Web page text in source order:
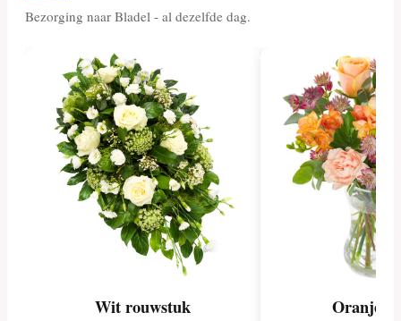
Bezorging naar Bladel - al dezelfde dag.
Wit rouwstuk Oranje